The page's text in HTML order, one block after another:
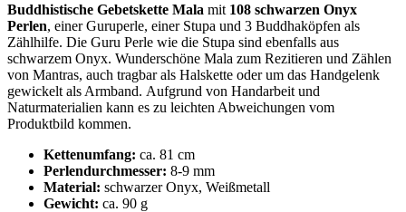
Buddhistische Gebetskette Mala mit 108 schwarzen Onyx
Perlen, einer Guruperle, einer Stupa und 3 Buddhaköpfen als
Zählhilfe. Die Guru Perle wie die Stupa sind ebenfalls aus
schwarzem Onyx. Wunderschöne Mala zum Rezitieren und Zählen
von Mantras, auch tragbar als Halskette oder um das Handgelenk
gewickelt als Armband. Aufgrund von Handarbeit und
Naturmaterialien kann es zu leichten Abweichungen vom
Produktbild kommen.
Kettenumfang: ca. 81 cm
Perlendurchmesser: 8-9 mm
Material: schwarzer Onyx, Weißmetall
Gewicht: ca. 90 g